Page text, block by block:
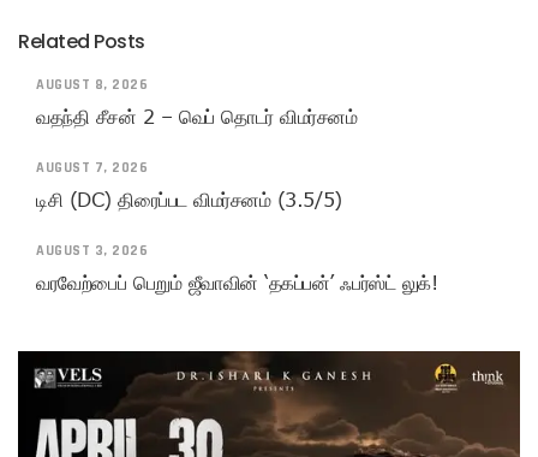
Related Posts
AUGUST 8, 2026
வதந்தி சீசன் 2 – வெப் தொடர் விமர்சனம்
AUGUST 7, 2026
டிசி (DC) திரைப்பட விமர்சனம் (3.5/5)
AUGUST 3, 2026
வரவேற்பைப் பெறும் ஜீவாவின் ‘தகப்பன்’ ஃபர்ஸ்ட் லுக்!